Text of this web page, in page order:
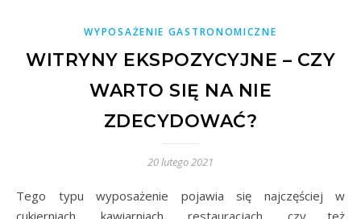
WYPOSAŻENIE GASTRONOMICZNE
WITRYNY EKSPOZYCYJNE – CZY
WARTO SIĘ NA NIE
ZDECYDOWAĆ?
20 lutego 2021
Tego typu wyposażenie pojawia się najczęściej w
cukierniach, kawiarniach, restauracjach, czy też